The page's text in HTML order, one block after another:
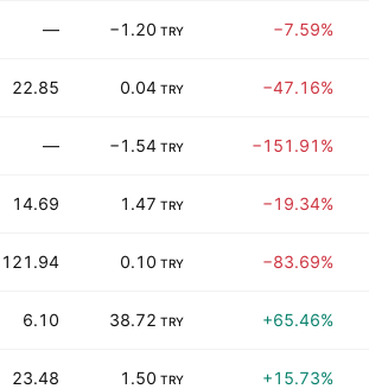
— −1.20 TRY −7.59%
22.85 0.04 TRY −47.16%
— −1.54 TRY −151.91%
14.69 1.47 TRY −19.34%
121.94 0.10 TRY −83.69%
6.10 38.72 TRY +65.46%
23.48 1.50 TRY +15.73%